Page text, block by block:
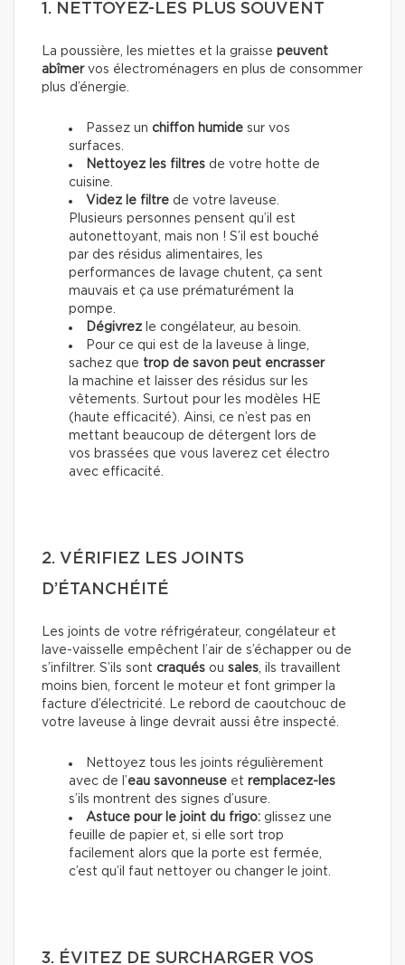
1. NETTOYEZ-LES PLUS SOUVENT
La poussière, les miettes et la graisse peuvent
abîmervos électroménagers en plus de consommer
plus d’énergie.
Passez un chiffon humide sur vos
surfaces.
Nettoyez les filtres de votre hotte de
cuisine.
Videz le filtre de votre laveuse.
Plusieurs personnes pensent qu’il est
autonettoyant, mais non ! S’il est bouché
par des résidus alimentaires, les
performances de lavage chutent, ça sent
mauvais et ça use prématurément la
pompe.
Dégivrez le congélateur, au besoin.
Pour ce qui est de la laveuse à linge,
sachez que trop de savon peut encrasser
la machine et laisser des résidus sur les
vêtements. Surtout pour les modèles HE
(haute efficacité). Ainsi, ce n’est pas en
mettant beaucoup de détergent lors de
vos brassées que vous laverez cet électro
avec efficacité.
2. VÉRIFIEZ LES JOINTS
D’ÉTANCHÉITÉ
Les joints de votre réfrigérateur, congélateur et
lave-vaisselle empêchent l’air de s’échapper ou de
s’infiltrer. S’ils sont craqués ou sales, ils travaillent
moins bien, forcent le moteur et font grimper la
facture d’électricité. Le rebord de caoutchouc de
votre laveuse à linge devrait aussi être inspecté.
Nettoyez tous les joints régulièrement
avec de l’eau savonneuse et remplacez-les
s’ils montrent des signes d’usure.
Astuce pour le joint du frigo: glissez une
feuille de papier et, si elle sort trop
facilement alors que la porte est fermée,
c’est qu’il faut nettoyer ou changer le joint.
3. ÉVITEZ DE SURCHARGER VOS